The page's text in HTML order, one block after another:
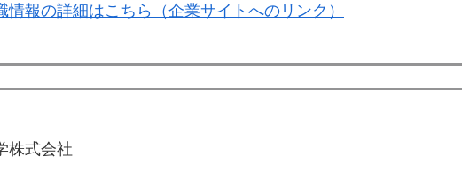
情報の詳細はこちら（企業サイトへのリンク）
株式会社